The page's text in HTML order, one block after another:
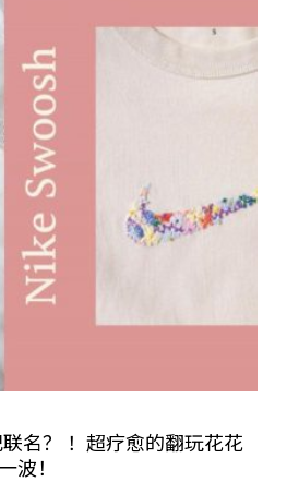
名？ ！超疗愈的翻玩花花
波！